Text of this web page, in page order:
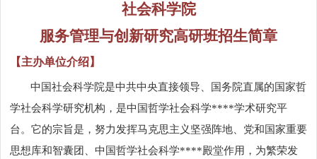
社会科学院
服务管理与创新研究高研班招生简章
【主办单位介绍】
中国社会科学院是中共中央直接领导、国务院直属的国家哲
学社会科学研究机构，是中国哲学社会科学****学术研究平
台。它的宗旨是，努力发挥马克思主义坚强阵地、党和国家重要
思想库和智囊团、中国哲学社会科学****殿堂作用，为繁荣发